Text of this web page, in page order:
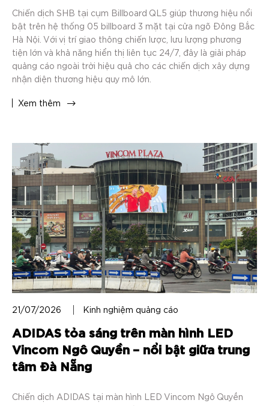
Chiến dịch SHB tại cụm Billboard QL5 giúp thương hiệu nổi
bật trên hệ thống 05 billboard 3 mặt tại cửa ngõ Đông Bắc
Hà Nội. Với vị trí giao thông chiến lược, lưu lượng phương
tiện lớn và khả năng hiển thị liên tục 24/7, đây là giải pháp
quảng cáo ngoài trời hiệu quả cho các chiến dịch xây dựng
nhận diện thương hiệu quy mô lớn.
Xem thêm
21/07/2026 Kinh nghiệm quảng cáo
ADIDAS tỏa sáng trên màn hình LED
Vincom Ngô Quyền – nổi bật giữa trung
tâm Đà Nẵng
Chiến dịch ADIDAS tại màn hình LED Vincom Ngô Quyền